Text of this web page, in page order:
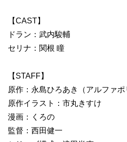
【CAST】
ドラン：武内駿輔
セリナ：関根 瞳
【STAFF】
原作：永島ひろあき（アルファポ
原作イラスト：市丸きすけ
漫画：くろの
監督：西田健一